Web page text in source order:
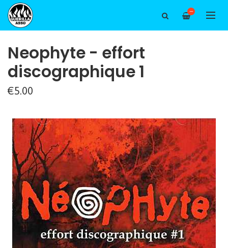
—
Neophyte - effort
discographique 1
€5.00